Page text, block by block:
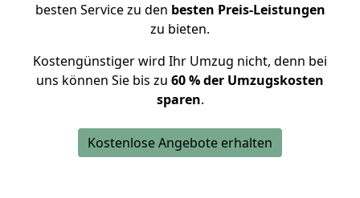
besten Service zu den besten Preis-Leistungen
zu bieten.
Kostengünstiger wird Ihr Umzug nicht, denn bei
uns können Sie bis zu 60 % der Umzugskosten
sparen.
Kostenlose Angebote erhalten